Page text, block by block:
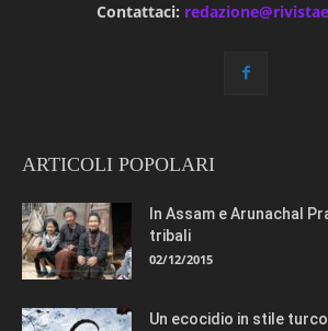
Contattaci:
ARTICOLI POPOLARI
In Assam e Arunachal
tribali
02/12/2015
Un ecocidio in stile